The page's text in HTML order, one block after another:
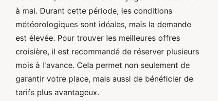
à mai. Durant cette période, les conditions
météorologiques sont idéales, mais la demande
est élevée. Pour trouver les meilleures offres
croisière, il est recommandé de réserver plusieurs
mois à l'avance. Cela permet non seulement de
garantir votre place, mais aussi de bénéficier de
tarifs plus avantageux.